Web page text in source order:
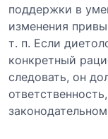
поддержки в
изменения
т. п. Если
конкретный
следовать, он